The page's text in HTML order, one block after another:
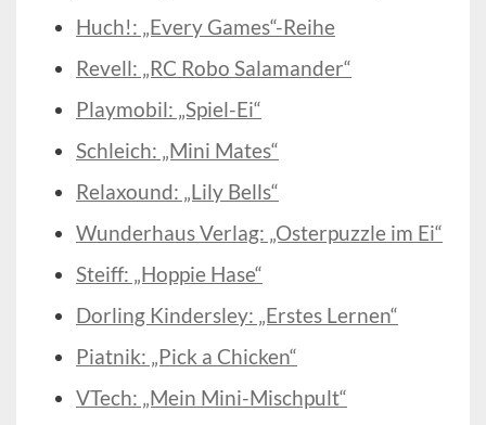
Huch!: „Every Games“-Reihe
Revell: „RC Robo Salamander“
Playmobil: „Spiel-Ei“
Schleich: „Mini Mates“
Relaxound: „Lily Bells“
Wunderhaus Verlag: „Osterpuzzle im Ei“
Steiff: „Hoppie Hase“
Dorling Kindersley: „Erstes Lernen“
Piatnik: „Pick a Chicken“
VTech: „Mein Mini-Mischpult“